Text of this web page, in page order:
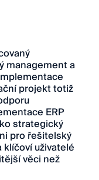
management a
projekt totiž
ERP
strategický
pro řešitelský
uživatelé
věci než